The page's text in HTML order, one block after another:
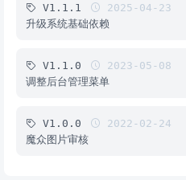
V1.1.1 2025-04-23
升级系统基础依赖
V1.1.0 2023-05-08
调整后台管理菜单
V1.0.0 2022-02-24
魔众图片审核